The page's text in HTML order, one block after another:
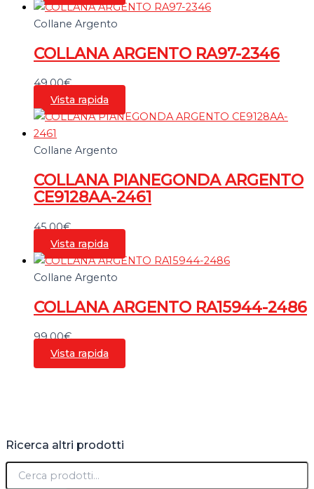
Ricerca altri prodotti
C
Collane Argento
COLLANA ARGENTO RA97-2346
49,00€
Vista rapida
Collane Argento
COLLANA PIANEGONDA ARGENTO
CE9128AA-2461
45,00€
Vista rapida
Collane Argento
COLLANA ARGENTO RA15944-2486
99,00€
Vista rapida